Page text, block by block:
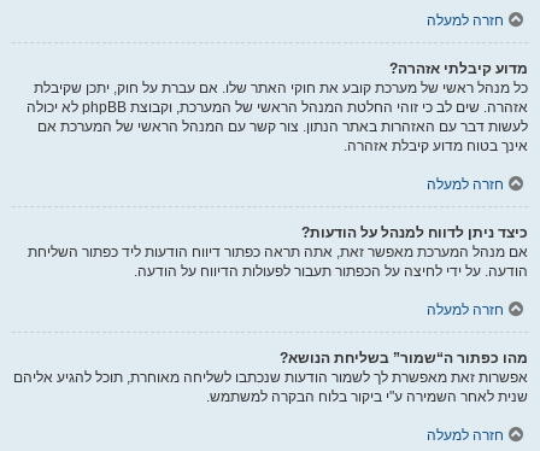
חזרה למעלה
מדוע קיבלתי אזהרה?
כל מנהל ראשי של מערכת קובע את חוקי האתר שלו. אם עברת על חוק, יתכן שקיבלת
אזהרה. שים לב כי זוהי החלטת המנהל הראשי של המערכת, וקבוצת phpBB לא יכולה
לעשות דבר עם האזהרות באתר הנתון. צור קשר עם המנהל הראשי של המערכת אם
אינך בטוח מדוע קיבלת אזהרה.
חזרה למעלה
כיצד ניתן לדווח למנהל על הודעות?
אם מנהל המערכת מאפשר זאת, אתה תראה כפתור דיווח הודעות ליד כפתור השליחת
הודעה. על ידי לחיצה על הכפתור תעבור לפעולות הדיווח על הודעה.
חזרה למעלה
מהו כפתור ה“שמור” בשליחת הנושא?
אפשרות זאת מאפשרת לך לשמור הודעות שנכתבו לשליחה מאוחרת, תוכל להגיע אליהם
שנית לאחר השמירה ע"י ביקור בלוח הבקרה למשתמש.
חזרה למעלה